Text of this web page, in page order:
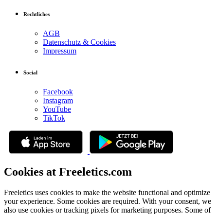
Rechtliches
AGB
Datenschutz & Cookies
Impressum
Social
Facebook
Instagram
YouTube
TikTok
Cookies at Freeletics.com
Freeletics uses cookies to make the website functional and optimize
your experience. Some cookies are required. With your consent, we
also use cookies or tracking pixels for marketing purposes. Some of